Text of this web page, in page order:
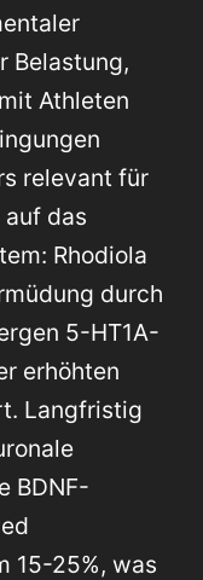
Belastung,
Athleten
relevant für
das
Rhodiola
durch
5-HT1A-
erhöhten
Langfristig
BDNF-
15-25%, was